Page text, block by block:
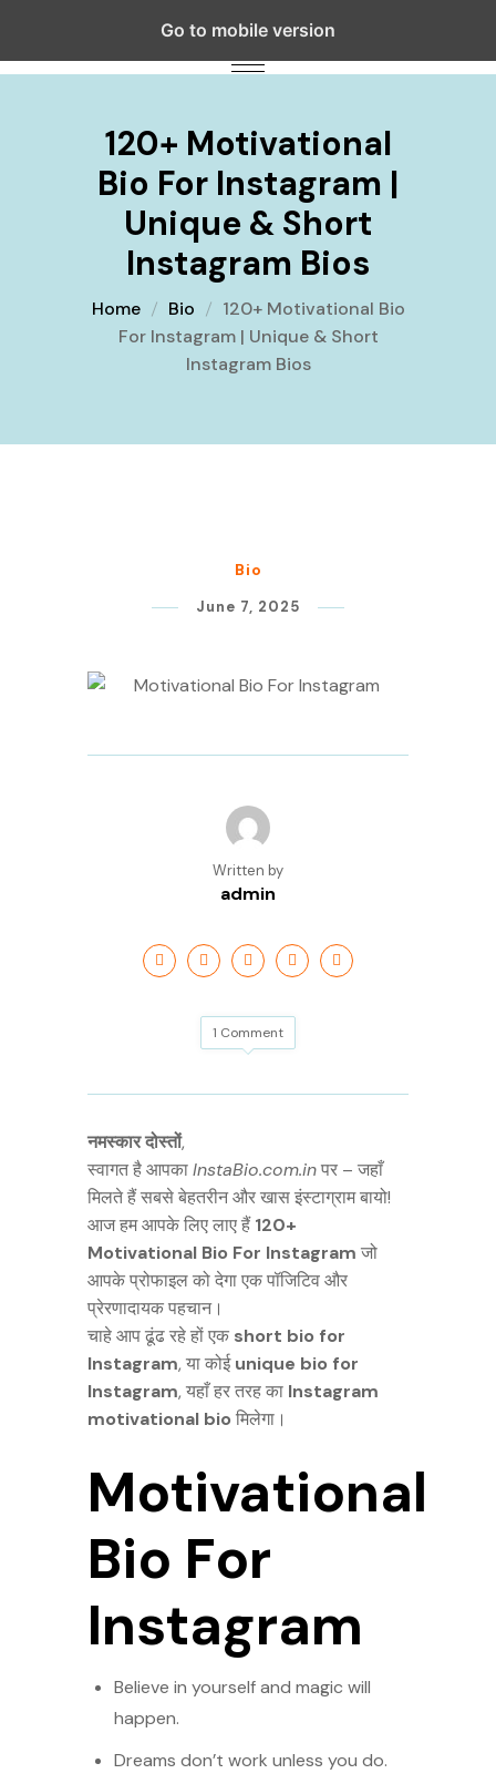
120+ Motivational
Bio For Instagram |
Unique & Short
Instagram Bios
Home Bio
120+ Motivational Bio
For Instagram | Unique & Short
Instagram Bios
Bio
June 7, 2025
Written by
admin
1 Comment
नमस्कार दोस्तों,
स्वागत है आपकाInstaBio.com.inपर – जहाँ
मिलते हैं सबसे बेहतरीन और खास इंस्टाग्राम बायो!
आज हम आपके लिए लाए हैं120+
Motivational Bio For Instagram जो
आपके प्रोफाइल को देगा एक पॉजिटिव और
प्रेरणादायक पहचान।
चाहे आप ढूंढ रहे हों एक short bio for
Instagram, या कोईunique bio for
Instagram, यहाँ हर तरह का Instagram
motivational bio मिलेगा।
Motivational
Bio For
Instagram
Believe in yourself and magic will
happen.
Dreams don’t work unless you do.
Go to mobile version